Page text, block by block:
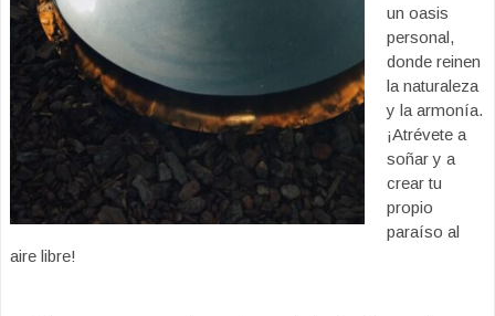
un oasis
personal,
donde reinen
la naturaleza
y la armonía.
¡Atrévete a
soñar y a
crear tu
propio
paraíso al
aire libre!